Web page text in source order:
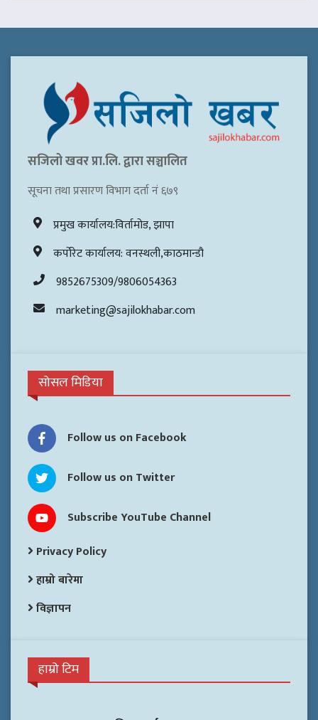
सजिलो खवर प्रा.लि. द्वारा सञ्चालित
सूचना तथा प्रसारण विभाग दर्ता नं ६७९
प्रमुख कार्यालय:विर्तामोड, झापा
कर्पोरेट कार्यालय: वनस्थली,काठमान्डौ
9852675309/9806054363
marketing@sajilokhabar.com
सोसल मिडिया
Follow us on Facebook
Follow us on Twitter
Subscribe YouTube Channel
Privacy Policy
हाम्रो बारेमा
विज्ञापन
हाम्रो टिम